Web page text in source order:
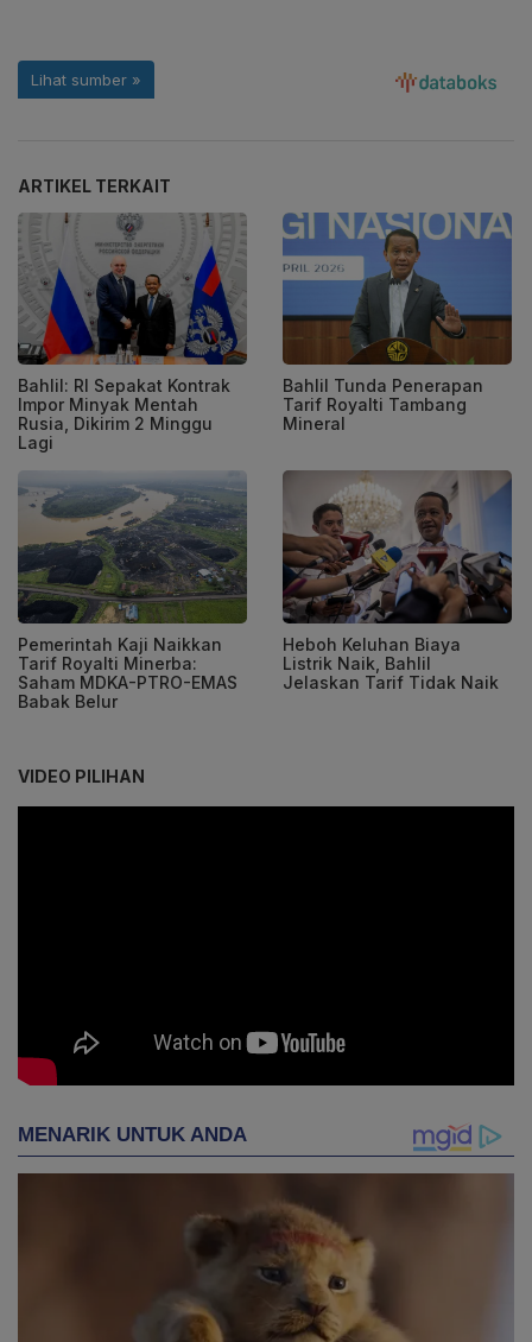
ARTIKEL TERKAIT
Bahlil: RI Sepakat Kontrak
Impor Minyak Mentah
Rusia, Dikirim 2 Minggu
Lagi
Bahlil Tunda Penerapan
Tarif Royalti Tambang
Mineral
Pemerintah Kaji Naikkan
Tarif Royalti Minerba:
Saham MDKA-PTRO-EMAS
Babak Belur
Heboh Keluhan Biaya
Listrik Naik, Bahlil
Jelaskan Tarif Tidak Naik
VIDEO PILIHAN